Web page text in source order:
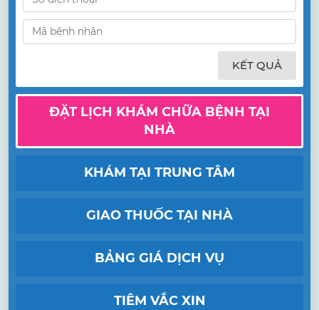
KẾT QUẢ
ĐẶT LỊCH KHÁM CHỮA BỆNH TẠI
NHÀ
KHÁM TẠI TRUNG TÂM
GIAO THUỐC TẠI NHÀ
BẢNG GIÁ DỊCH VỤ
TIÊM VẮC XIN